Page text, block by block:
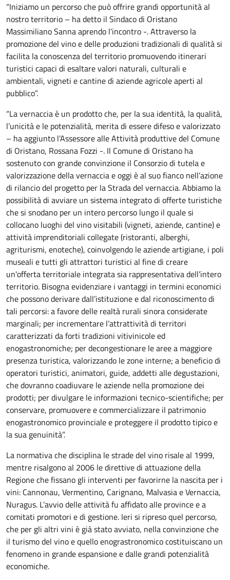
“Iniziamo un percorso che può offrire grandi opportunità al
nostro territorio – ha detto il Sindaco di Oristano
Massimiliano Sanna aprendo l’incontro -. Attraverso la
promozione del vino e delle produzioni tradizionali di qualità si
facilita la conoscenza del territorio promuovendo itinerari
turistici capaci di esaltare valori naturali, culturali e
ambientali, vigneti e cantine di aziende agricole aperti al
pubblico”.
“La vernaccia è un prodotto che, per la sua identità, la qualità,
l’unicità e le potenzialità, merita di essere difeso e valorizzato
– ha aggiunto l’Assessore alle Attività produttive del Comune
di Oristano, Rossana Fozzi -. Il Comune di Oristano ha
sostenuto con grande convinzione il Consorzio di tutela e
valorizzazione della vernaccia e oggi è al suo fianco nell’azione
di rilancio del progetto per la Strada del vernaccia. Abbiamo la
possibilità di avviare un sistema integrato di offerte turistiche
che si snodano per un intero percorso lungo il quale si
collocano luoghi del vino visitabili (vigneti, aziende, cantine) e
attività imprenditoriali collegate (ristoranti, alberghi,
agriturismi, enoteche), coinvolgendo le aziende artigiane, i poli
museali e tutti gli attrattori turistici al fine di creare
un'offerta territoriale integrata sia rappresentativa dell’intero
territorio. Bisogna evidenziare i vantaggi in termini economici
che possono derivare dall’istituzione e dal riconoscimento di
tali percorsi: a favore delle realtà rurali sinora considerate
marginali; per incrementare l’attrattività di territori
caratterizzati da forti tradizioni vitivinicole ed
enogastronomiche; per decongestionare le aree a maggiore
presenza turistica, valorizzando le zone interne; a beneficio di
operatori turistici, animatori, guide, addetti alle degustazioni,
che dovranno coadiuvare le aziende nella promozione dei
prodotti; per divulgare le informazioni tecnico-scientifiche; per
conservare, promuovere e commercializzare il patrimonio
enogastronomico provinciale e proteggere il prodotto tipico e
la sua genuinità”.
La normativa che disciplina le strade del vino risale al 1999,
mentre risalgono al 2006 le direttive di attuazione della
Regione che fissano gli interventi per favorirne la nascita per i
vini: Cannonau, Vermentino, Carignano, Malvasia e Vernaccia,
Nuragus. L’avvio delle attività fu affidato alle province e a
comitati promotori e di gestione. Ieri si ripreso quel percorso,
che per gli altri vini è già stato avviato, nella convinzione che
il turismo del vino e quello enograstronomico costituiscano un
fenomeno in grande espansione e dalle grandi potenzialità
economiche.